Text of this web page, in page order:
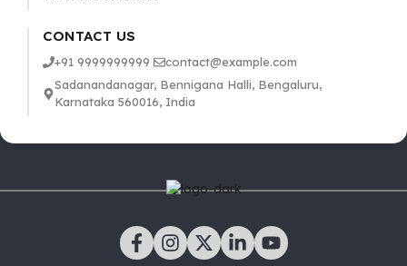
CONTACT US
+91 9999999999
contact@example.com
Sadanandanagar, Bennigana Halli, Bengaluru,
Karnataka 560016, India